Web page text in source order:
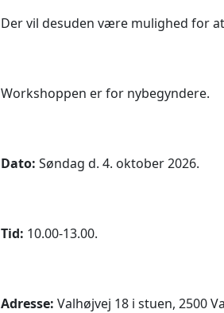
Der vil desuden være mulighed for
Workshoppen er for nybegyndere.
Dato: Søndag d. 4. oktober 2026.
Tid: 10.00-13.00.
Adresse: Valhøjvej 18 i stuen, 2500